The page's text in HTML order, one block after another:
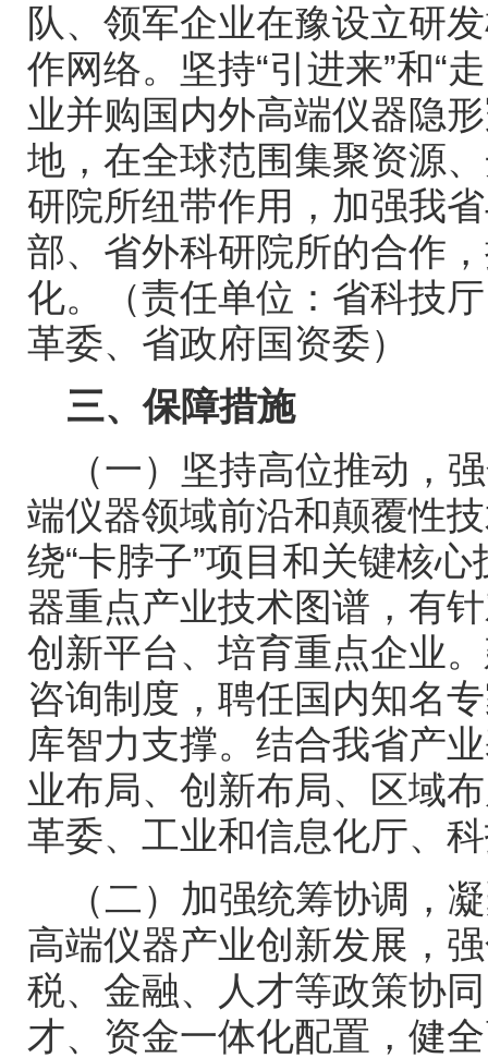
队、领军企业在豫设立研
作网络。坚持“引进来”和“
业并购国内外高端仪器隐
地，在全球范围集聚资源
研院所纽带作用，加强我
部、省外科研院所的合作
化。（责任单位：省科技
革委、省政府国资委）
三、保障措施
（一）坚持高位推动，
端仪器领域前沿和颠覆性
绕“卡脖子”项目和关键核
器重点产业技术图谱，有
创新平台、培育重点企业
咨询制度，聘任国内知名
库智力支撑。结合我省产
业布局、创新布局、区域
革委、工业和信息化厅、
（二）加强统筹协调，
高端仪器产业创新发展，
税、金融、人才等政策协
才、资金一体化配置，健